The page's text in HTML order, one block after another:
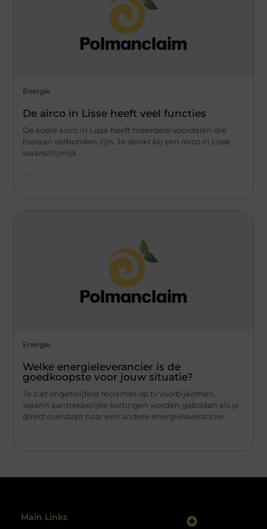
Energie
De airco in Lisse heeft veel functies
De koele airco in Lisse heeft meerdere voordelen die
hieraan verbonden zijn. Je denkt bij een airco in Lisse
waarschijnlijk
Energie
Welke energieleverancier is de
goedkoopste voor jouw situatie?
Je ziet ongetwijfeld reclames op tv voorbijkomen,
waarin aantrekkelijke kortingen worden geboden als je
direct overstapt naar een andere energieleverancier
Main Links